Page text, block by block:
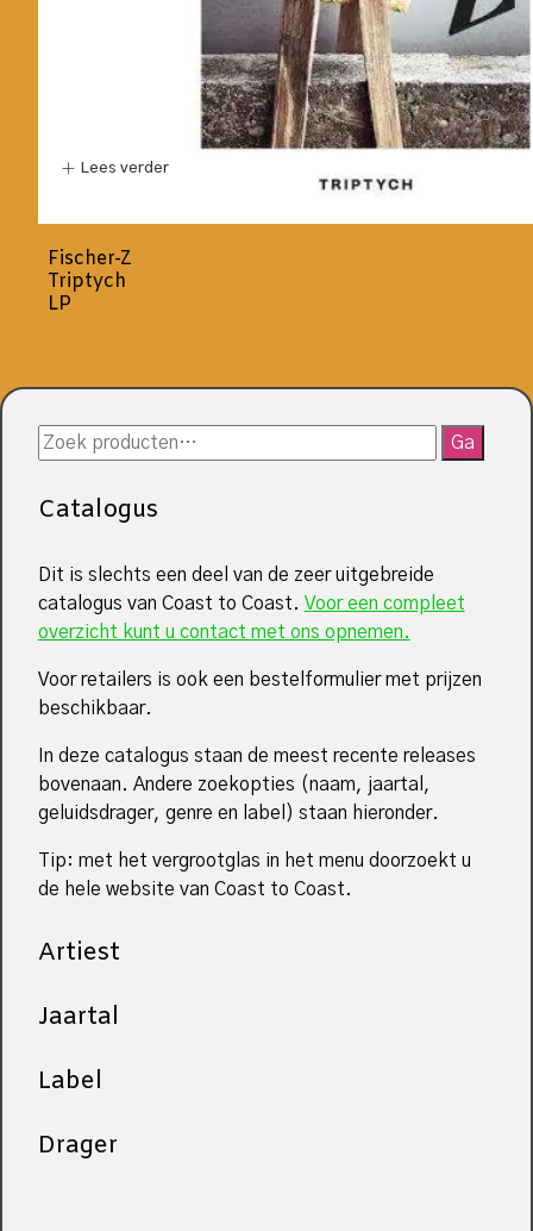
Lees verder
Fischer-Z
Triptych
LP
Zoeken
naar:
Ga
Catalogus
Dit is slechts een deel van de zeer uitgebreide
catalogus van Coast to Coast. Voor een compleet
overzicht kunt u contact met ons opnemen.
Voor retailers is ook een bestelformulier met prijzen
beschikbaar.
In deze catalogus staan de meest recente releases
bovenaan. Andere zoekopties (naam, jaartal,
geluidsdrager, genre en label) staan hieronder.
Tip: met het vergrootglas in het menu doorzoekt u
de hele website van Coast to Coast.
Artiest
Jaartal
Label
Drager